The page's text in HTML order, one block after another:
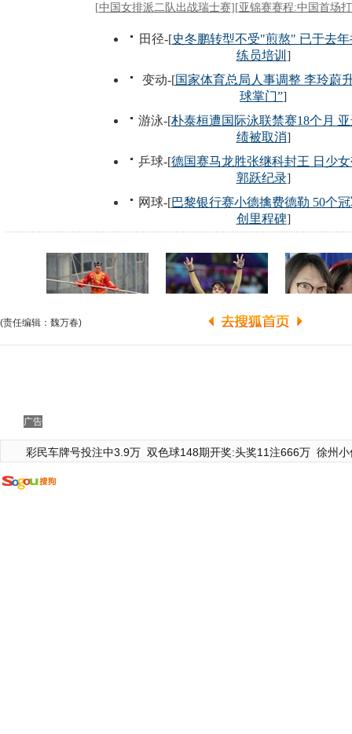
(责任编辑：魏万春)
广告
彩民车牌号投注中3.9万 双色球148期开奖:头奖11注666万 徐州